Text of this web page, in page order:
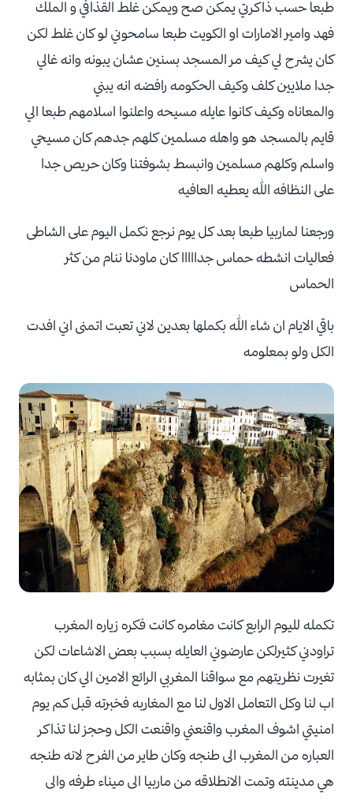
طبعا حسب ذاكرتي يمكن صح ويمكن غلط القذافي و الملك
فهد وامير الامارات او الكويت طبعا سامحوني لو كان غلط لكن
كان يشرح لي كيف مر المسجد بسنين عشان يبونه وانه غالي
جدا ملايين كلف وكيف الحكومه رافضه انه يبني
والمعاناه وكيف كانوا عايله مسيحه واعلنوا اسلامهم طبعا الي
قايم بالمسجد هو واهله مسلمين كلهم جدهم كان مسيحي
واسلم وكلهم مسلمين وانبسط بشوفتنا وكان حريص جدا
على النظافه الله يعطيه العافيه
ورجعنا لماربيا طبعا بعد كل يوم نرجع نكمل اليوم على الشاطى
فعاليات انشطه حماس جدااااا كان ماودنا ننام من كثر
الحماس
باقي الايام ان شاء الله بكملها بعدين لاني تعبت اتمنى اني افدت
الكل ولو بمعلومه
تكمله لليوم الرابع كانت مغامره كانت فكره زياره المغرب
تراودني كثيرلكن عارضوني العايله بسبب بعض الاشاعات لكن
تغيرت نظريتهم مع سواقنا المغربي الرائع الامين الي كان بمثابه
اب لنا وكل التعامل الاول لنا مع المغاربه فخبرته قبل كم يوم
امنيتي اشوف المغرب واقنعني واقنعت الكل وحجز لنا تذاكر
العباره من المغرب الى طنجه وكان طاير من الفرح لانه طنجه
هي مدينته وتمت الانطلاقه من ماربيا الى ميناء طرفه والى